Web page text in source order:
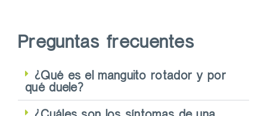
Preguntas frecuentes
¿Qué es el manguito rotador y por
qué duele?